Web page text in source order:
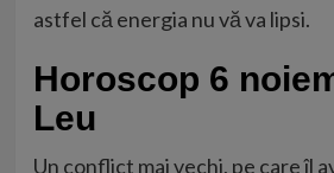
astfel că energia nu vă va lipsi.
Horoscop 6
Leu
Un conflict mai vechi, pe care îl